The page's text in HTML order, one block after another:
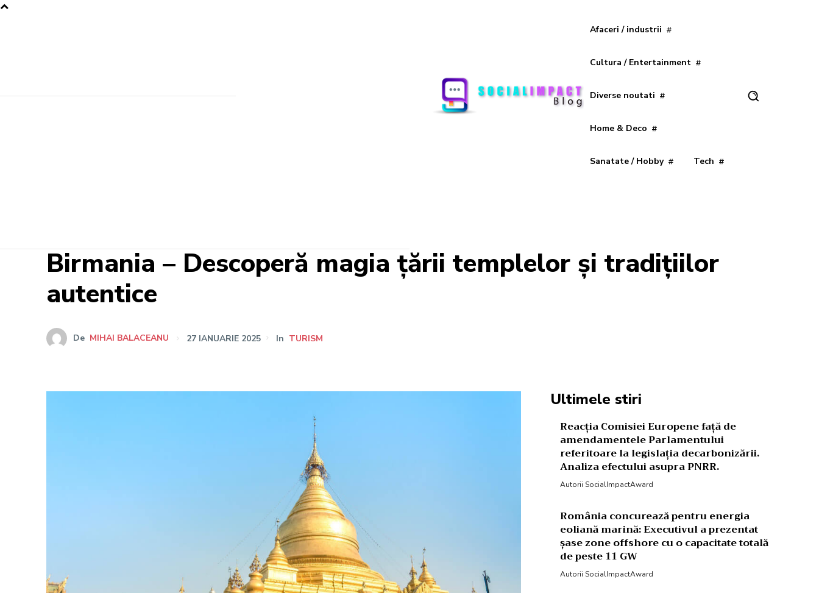
Afaceri / industrii
Cultura / Entertainment
Diverse noutati
Home & Deco
Sanatate / Hobby Tech
Birmania – Descoperă magia țării templelor și tradițiilor
autentice
De MIHAI BALACEANU 27 IANUARIE 2025 In TURISM
Ultimele stiri
Reacția Comisiei Europene față de
amendamentele Parlamentului
referitoare la legislația decarbonizării.
Analiza efectului asupra PNRR.
Autorii SocialImpactAward
România concurează pentru energia
eoliană marină: Executivul a prezentat
șase zone offshore cu o capacitate totală
de peste 11 GW
Autorii SocialImpactAward